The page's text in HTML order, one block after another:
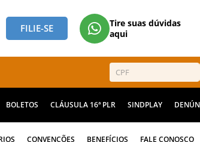
FILIE-SE
Tire suas dúvidas
aqui
BOLETOS CLÁUSULA 16ª PLR SINDPLAY
CONVENÇÕES BENEFÍCIOS FALE CONOSCO